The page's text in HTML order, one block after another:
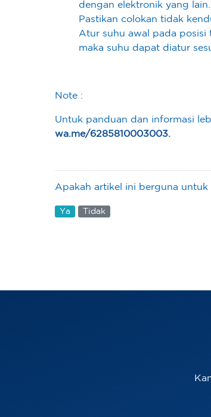
dengan elektronik yang lain.
Pastikan colokan tidak
Atur suhu awal pada posisi
maka suhu dapat diatur
Note :
Untuk panduan dan informasi
wa.me/6285810003003.
Apakah artikel ini berguna untuk
Ya Tidak